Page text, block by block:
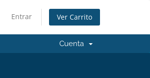
Entrar Ver Carrito
Cuenta